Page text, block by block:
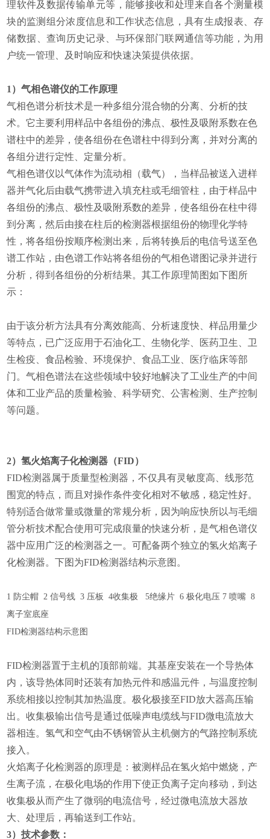
理软件及数据传输单元等，能够接收和处理来自各个测量模
块的监测组分浓度信息和工作状态信息，具有生成报表、存
储数据、查询历史记录、与环保部门联网通信等功能，为用
户统一管理、及时响应和快速决策提供依据。
1）气相色谱仪的工作原理
气相色谱分析技术是一种多组分混合物的分离、分析的技
术。它主要利用样品中各组份的沸点、极性及吸附系数在色
谱柱中的差异，使各组份在色谱柱中得到分离，并对分离的
各组分进行定性、定量分析。
气相色谱仪以气体作为流动相（载气），当样品被送入进样
器并气化后由载气携带进入填充柱或毛细管柱，由于样品中
各组份的沸点、极性及吸附系数的差异，使各组份在柱中得
到分离，然后由接在柱后的检测器根据组份的物理化学特
性，将各组份按顺序检测出来，后将转换后的电信号送至色
谱工作站，由色谱工作站将各组份的气相色谱图记录并进行
分析，得到各组份的分析结果。其工作原理简图如下图所
示：
由于该分析方法具有分离效能高、分析速度快、样品用量少
等特点，已广泛应用于石油化工、生物化学、医药卫生、卫
生检疫、食品检验、环境保护、食品工业、医疗临床等部
门。气相色谱法在这些领域中较好地解决了工业生产的中间
体和工业产品的质量检验、科学研究、公害检测、生产控制
等问题。
2）氢火焰离子化检测器（FID）
FID检测器属于质量型检测器，不仅具有灵敏度高、线形范
围宽的特点，而且对操作条件变化相对不敏感，稳定性好。
特别适合做常量或微量的常规分析，因为响应快所以与毛细
管分析技术配合使用可完成痕量的快速分析，是气相色谱仪
器中应用广泛的检测器之一。可配备两个独立的氢火焰离子
化检测器。下图为FID检测器结构示意图。
1 防尘帽 2 信号线 3 压板 4收集极 5绝缘片 6 极化电压 7 喷嘴 8
离子室底座
FID检测器结构示意图
FID检测器置于主机的顶部前端。其基座安装在一个导热体
内，该导热体同时还装有加热元件和感温元件，与温度控制
系统相接以控制其加热温度。极化极接至FID放大器高压输
出。收集极输出信号是通过低噪声电缆线与FID微电流放大
器相连。氢气和空气由不锈钢管从主机侧方的气路控制系统
接入。
火焰离子化检测器的原理是：被测样品在氢火焰中燃烧，产
生离子流，在极化电场的作用下使正负离子定向移动，到达
收集极从而产生了微弱的电流信号，经过微电流放大器放
大、处理后，再输送到工作站。
3）技术参数：